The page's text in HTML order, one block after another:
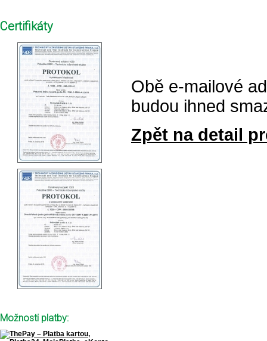
Obě e-mailové
budou ihned
Zpět na detail
Certifikáty
Možnosti platby: